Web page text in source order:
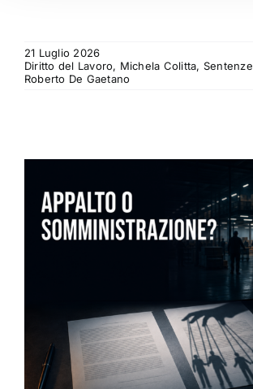
21 Luglio 2026
Diritto del Lavoro, Michela Colitta,
Roberto De Gaetano